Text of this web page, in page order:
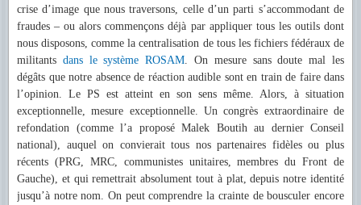
crise d’image que nous traversons, celle d’un parti s’accommodant de
fraudes – ou alors commençons déjà par appliquer tous les outils dont
nous disposons, comme la centralisation de tous les fichiers fédéraux de
militants dans le système ROSAM. On mesure sans doute mal les
dégâts que notre absence de réaction audible sont en train de faire dans
l’opinion. Le PS est atteint en son sens même. Alors, à situation
exceptionnelle, mesure exceptionnelle. Un congrès extraordinaire de
refondation (comme l’a proposé Malek Boutih au dernier Conseil
national), auquel on convierait tous nos partenaires fidèles ou plus
récents (PRG, MRC, communistes unitaires, membres du Front de
Gauche), et qui remettrait absolument tout à plat, depuis notre identité
jusqu’à notre nom. On peut comprendre la crainte de bousculer encore